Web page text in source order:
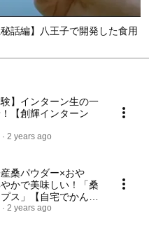
話編】八王子で開発した食用
験】インターン生の一
【創輝インターン
2 years ago
産桑パウダー×おや
かで美味しい！「桑
ス」【自宅でかんた
2 years ago